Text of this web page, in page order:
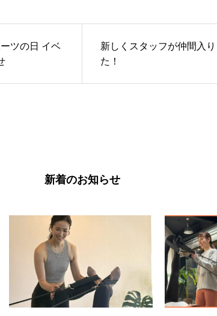
ツの日 イベ
新しくスタッフが仲間入
た！
新着のお知らせ